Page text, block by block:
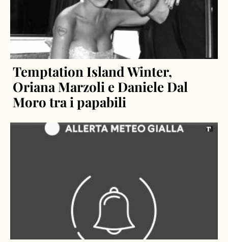
Temptation Island Winter,
Oriana Marzoli e Daniele Dal
Moro tra i papabili